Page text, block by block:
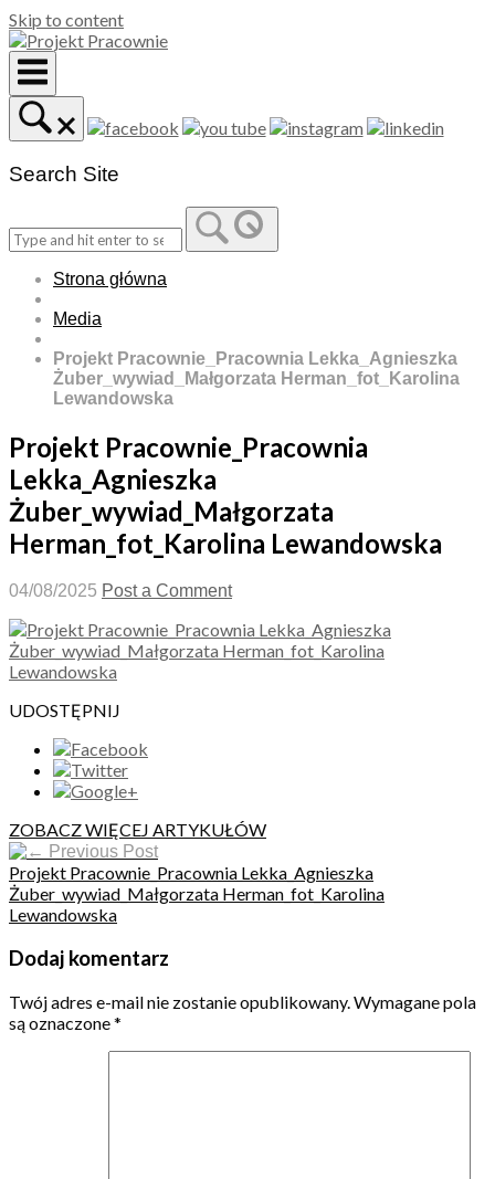
Skip to content
Search Site
Strona główna
Media
Projekt Pracownie_Pracownia Lekka_Agnieszka
Żuber_wywiad_Małgorzata Herman_fot_Karolina
Lewandowska
Projekt Pracownie_Pracownia
Lekka_Agnieszka
Żuber_wywiad_Małgorzata
Herman_fot_Karolina Lewandowska
04/08/2025 Post a Comment
UDOSTĘPNIJ
ZOBACZ WIĘCEJ ARTYKUŁÓW
Previous Post
Projekt Pracownie_Pracownia Lekka_Agnieszka
Żuber_wywiad_Małgorzata Herman_fot_Karolina
Lewandowska
Dodaj komentarz
Twój adres e-mail nie zostanie opublikowany. Wymagane pola
są oznaczone*